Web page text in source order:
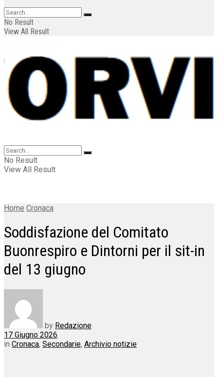
No Result
View All Result
No Result
View All Result
Home Cronaca
Soddisfazione del Comitato
Buonrespiro e Dintorni per il sit-in
del 13 giugno
by Redazione
17 Giugno 2026
in Cronaca, Secondarie, Archivio notizie